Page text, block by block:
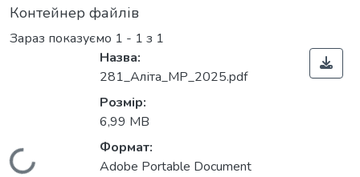
Контейнер файлів
Зараз показуємо 1 - 1 з 1
Назва:
281_Аліта_МР_2025.pdf
Розмір:
6,99 MB
Формат:
Adobe Portable Document